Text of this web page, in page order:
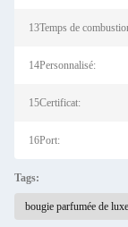
13Temps de
14Personnalisé:
15Certificat:
16Port:
Tags:
bougie parfumée de